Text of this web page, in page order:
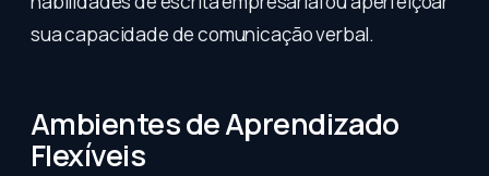
sua capacidade de comunicação verbal.
Ambientes de Aprendizado
Flexíveis